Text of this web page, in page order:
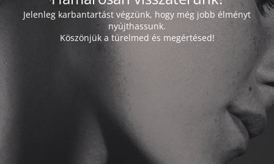
Jelenleg karbantartást végzünk, hogy még jobb élményt
nyújthassunk.
Köszönjük a türelmed és megértésed!